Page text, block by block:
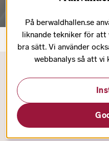
På berwaldhallen.se
liknande tekniker för att
bra sätt. Vi använder
webbanalys så att